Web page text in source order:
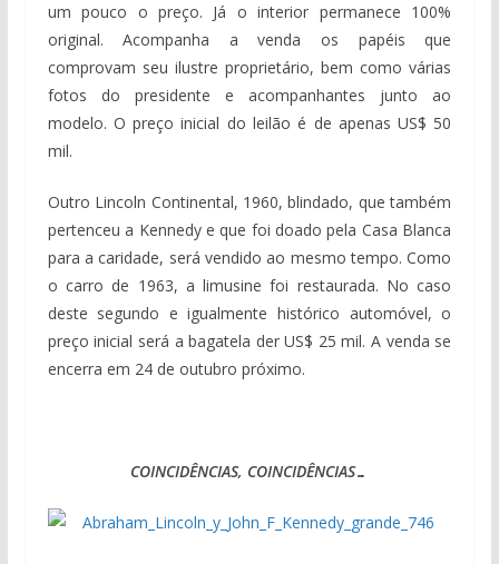
um pouco o preço. Já o interior permanece 100%
original. Acompanha a venda os papéis que
comprovam seu ilustre proprietário, bem como várias
fotos do presidente e acompanhantes junto ao
modelo. O preço inicial do leilão é de apenas US$ 50
mil.
Outro Lincoln Continental, 1960, blindado, que também
pertenceu a Kennedy e que foi doado pela Casa Blanca
para a caridade, será vendido ao mesmo tempo. Como
o carro de 1963, a limusine foi restaurada. No caso
deste segundo e igualmente histórico automóvel, o
preço inicial será a bagatela der US$ 25 mil. A venda se
encerra em 24 de outubro próximo.
COINCIDÊNCIAS, COINCIDÊNCIAS…